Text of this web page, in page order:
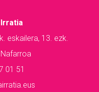
eskailera, 13. ezk.
01 51